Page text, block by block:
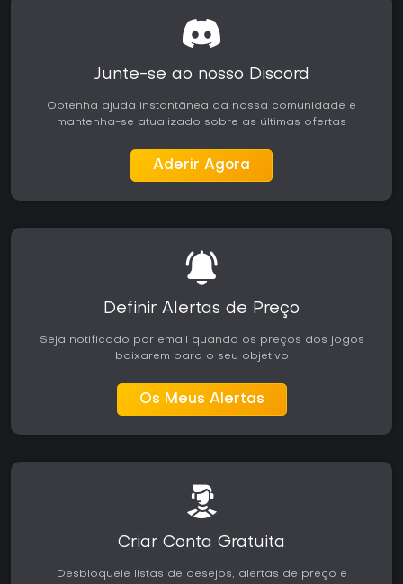
Junte-se ao nosso Discord
Obtenha ajuda instantânea da nossa comunidade e
mantenha-se atualizado sobre as últimas ofertas
Aderir Agora
Definir Alertas de Preço
Seja notificado por email quando os preços dos jogos
baixarem para o seu objetivo
Os Meus Alertas
Criar Conta Gratuita
Desbloqueie listas de desejos, alertas de preço e